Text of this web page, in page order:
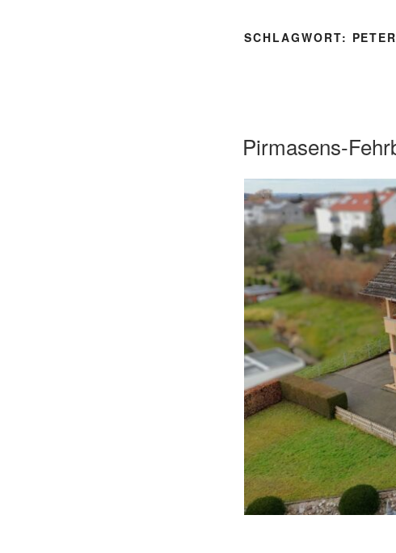
SCHLAGWORT:
Pirmasens-